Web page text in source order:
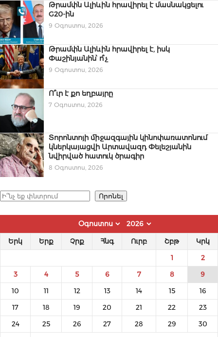
Թրամփն Ալիևին հրավիրել է մասնակցելու
G20-ին
9 Օգոստոս, 2026
Թրամփն Ալիևին հրավիրել է, իսկ
Փաշինյանին՝ ո՞չ
9 Օգոստոս, 2026
Ո՞ւր է քո եղբայրը
7 Օգոստոս, 2026
Տորոնտոյի միջազգային կինոփառատոնում
կներկայացվի Արտավազդ Փելեշյանին
նվիրված հատուկ ծրագիր
8 Օգոստոս, 2026
Որոնել Որոնել
Երկ Երք Չրք Հնգ Ուրբ Շբթ Կրկ
1 2
3 4 5 6 7 8 9
10 11 12 13 14 15 16
17 18 19 20 21 22 23
24 25 26 27 28 29 30